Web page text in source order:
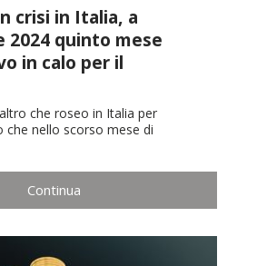
crisi in Italia, a
quinto mese
in calo per il
che roseo in Italia per
che nello scorso mese di
Continua